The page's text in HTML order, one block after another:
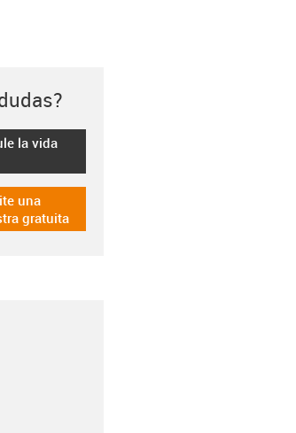
la vida
una
gratuita